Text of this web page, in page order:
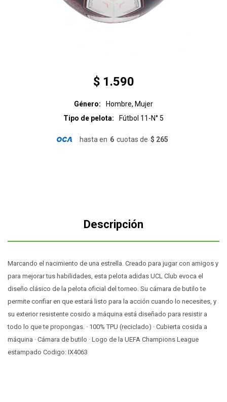
$ 1.590
Género
Hombre, Mujer
Tipo de pelota
Fútbol 11-N° 5
hasta en 6 cuotas de $ 265
Descripción
Marcando el nacimiento de una estrella. Creado para jugar con amigos y
para mejorar tus habilidades, esta pelota adidas UCL Club evoca el
diseño clásico de la pelota oficial del torneo. Su cámara de butilo te
permite confiar en que estará listo para la acción cuando lo necesites, y
su exterior resistente cosido a máquina está diseñado para resistir a
todo lo que te propongas. · 100% TPU (reciclado) · Cubierta cosida a
máquina · Cámara de butilo · Logo de la UEFA Champions League
estampado Codigo: IX4063